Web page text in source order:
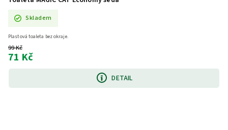
Skladem
99 Kč
71 Kč
DETAIL
Plastová toaleta bez okraje.